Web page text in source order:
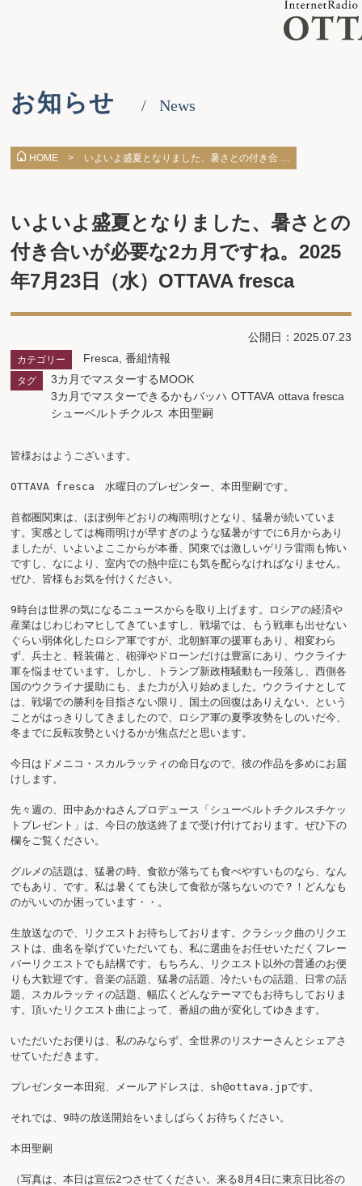
お知らせ News
HOME > いよいよ盛夏となりました、暑さとの付き合 …
いよいよ盛夏となりました、暑さとの
付き合いが必要な2カ月ですね。2025
年7月23日（水）OTTAVA fresca
公開日：2025.07.23
カテゴリー Fresca ,番組情報
タグ
3カ月でマスターするMOOK
3カ月でマスターできるかもバッハ OTTAVA ottava fresca
シューベルトチクルス 本田聖嗣
皆様おはようございます。
OTTAVA fresca　水曜日のプレゼンター、本田聖嗣です。
首都圏関東は、ほぼ例年どおりの梅雨明けとなり、猛暑が続いていま
す。実感としては梅雨明けが早すぎのような猛暑がすでに6月からあり
ましたが、いよいよここからが本番、関東では激しいゲリラ雷雨も怖い
ですし、なにより、室内での熱中症にも気を配らなければなりません。
ぜひ、皆様もお気を付けください。
9時台は世界の気になるニュースからを取り上げます。ロシアの経済や
産業はじわじわマヒしてきていますし、戦場では、もう戦車も出せない
ぐらい弱体化したロシア軍ですが、北朝鮮軍の援軍もあり、相変わら
ず、兵士と、軽装備と、砲弾やドローンだけは豊富にあり、ウクライナ
軍を悩ませています。しかし、トランプ新政権騒動も一段落し、西側各
国のウクライナ援助にも、また力が入り始めました。ウクライナとして
は、戦場での勝利を目指さない限り、国土の回復はありえない、という
ことがはっきりしてきましたので、ロシア軍の夏季攻勢をしのいだ今、
冬までに反転攻勢といけるかが焦点だと思います。
今日はドメニコ・スカルラッティの命日なので、彼の作品を多めにお届
けします。
先々週の、田中あかねさんプロデュース「シューベルトチクルスチケッ
トプレゼント」は、今日の放送終了まで受け付けております。ぜひ下の
欄をご覧ください。
グルメの話題は、猛暑の時、食欲が落ちても食べやすいものなら、なん
でもあり、です。私は暑くても決して食欲が落ちないので？！どんなも
のがいいのか困っています・・。
生放送なので、リクエストお待ちしております。クラシック曲のリクエ
ストは、曲名を挙げていただいても、私に選曲をお任せいただくフレー
バーリクエストでも結構です。もちろん、リクエスト以外の普通のお便
りも大歓迎です。音楽の話題、猛暑の話題、冷たいもの話題、日常の話
題、スカルラッティの話題、幅広くどんなテーマでもお待ちしておりま
す。頂いたリクエスト曲によって、番組の曲が変化してゆきます。
いただいたお便りは、私のみならず、全世界のリスナーさんとシェアさ
せていただきます。
プレゼンター本田宛、メールアドレスは、sh@ottava.jpです。
それでは、9時の放送開始をいましばらくお待ちください。
本田聖嗣
（写真は、本日は宣伝2つさせてください。来る8月4日に東京日比谷の